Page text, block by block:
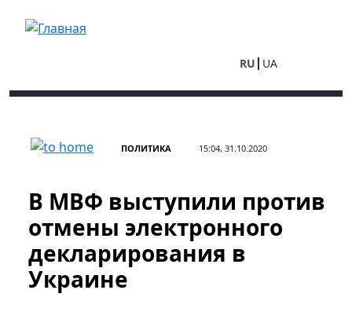
RU UA
ПОЛИТИКА 15:04, 31.10.2020
В МВФ выступили против
отмены электронного
декларирования в
Украине